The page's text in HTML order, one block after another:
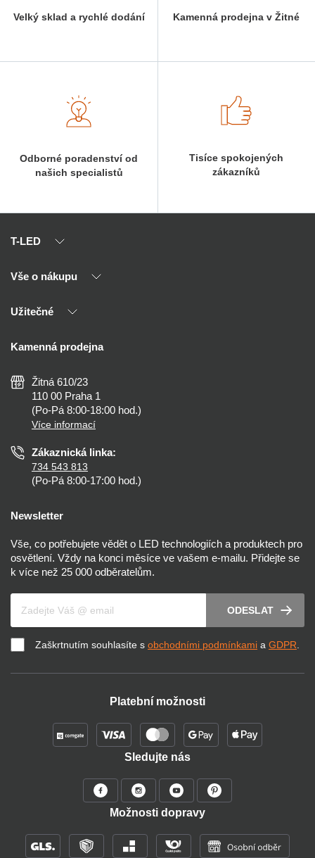
Velký sklad a rychlé dodání Kamenná prodejna v Žitné
Odborné poradenství od
našich specialistů
Tisíce spokojených
zákazníků
T-LED
O nás
Kontakty
Vše o nákupu
Výhody T-LED
Montáž
Nejčastější dotazy
Než koupíte
Osvětlení dle místnosti
Užitečné
Reklamace a vrácení
Zásady ochrany soukromí
Nastavení cookies
Prohlášení o přístupnosti
Kamenná prodejna
Žitná 610/23
110 00 Praha 1
(Po-Pá 8:00-18:00 hod.)
Více informací
Zákaznická linka:
734 543 813
(Po-Pá 8:00-17:00 hod.)
Newsletter
Vše, co potřebujete vědět o LED technologiích a produktech pro
osvětlení. Vždy na konci měsíce ve vašem e-mailu. Přidejte se
k více než 25 000 odběratelům.
ODESLAT
Zaškrtnutím souhlasíte s obchodními podmínkami a GDPR.
Platební možnosti
Sledujte nás
Možnosti dopravy